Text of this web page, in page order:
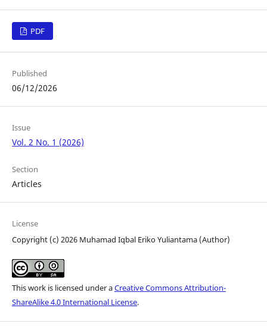
PDF
Published
06/12/2026
Issue
Vol. 2 No. 1 (2026)
Section
Articles
License
Copyright (c) 2026 Muhamad Iqbal Eriko Yuliantama (Author)
This work is licensed under aCreative Commons Attribution-
ShareAlike 4.0 International License.